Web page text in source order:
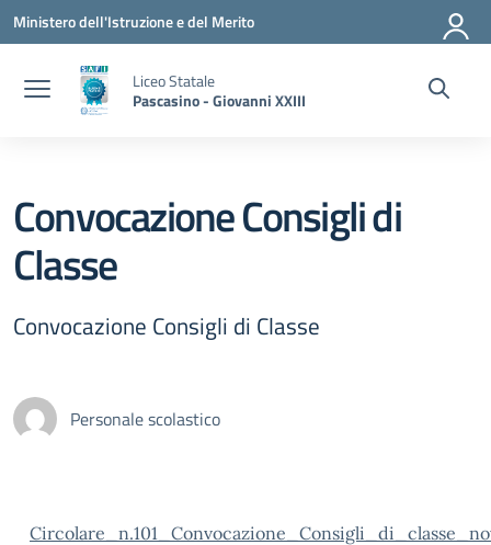
Vai ai contenuti
Vai al menu di navigazione
Vai al footer
Ministero dell'Istruzione e del Merito
Liceo Statale
Pascasino - Giovanni XXIII
Convocazione Consigli di
Classe
Convocazione Consigli di Classe
Personale scolastico